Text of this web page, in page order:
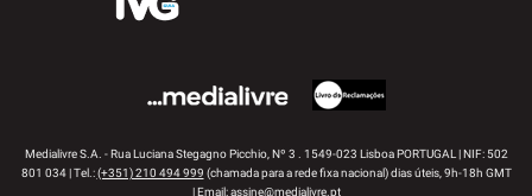
Medialivre S.A. - Rua Luciana Stegagno Picchio, Nº 3 . 1549-023 Lisboa PORTUGAL | NIF: 502
801 034 | Tel.:(+351) 210 494 999 (chamada para a rede fixa nacional) dias úteis, 9h-18h GMT
| Email:assine@medialivre.pt